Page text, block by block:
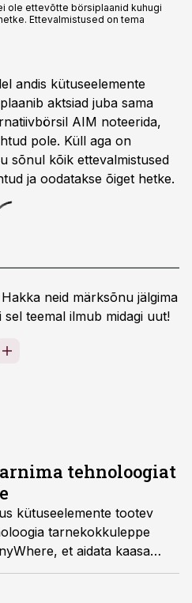
ole ettevõtte börsiplaanid kuhugi
Ettevalmistused on tema
andis kütuseelemente
aktsiad juba sama
AIM noteerida,
pole. Küll aga on
sõnul kõik ettevalmistused
ja oodatakse õiget hetke.
Hakka neid märksõnu jälgima
teemal ilmub midagi uut!
tehnoloogiat
kütuseelemente tootev
tarnekokkuleppe
et aidata kaasa
töötavate laadimisjaamade